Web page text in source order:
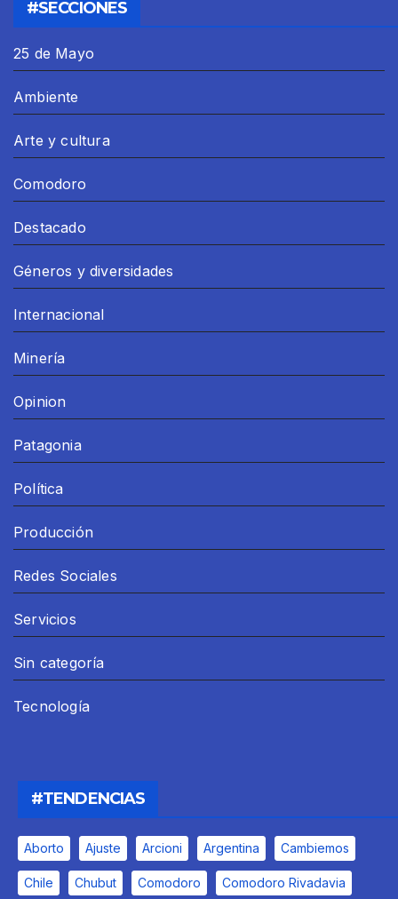
#SECCIONES
25 de Mayo
Ambiente
Arte y cultura
Comodoro
Destacado
Géneros y diversidades
Internacional
Minería
Opinion
Patagonia
Política
Producción
Redes Sociales
Servicios
Sin categoría
Tecnología
#TENDENCIAS
Aborto Ajuste Arcioni Argentina Cambiemos
Chile Chubut Comodoro Comodoro Rivadavia